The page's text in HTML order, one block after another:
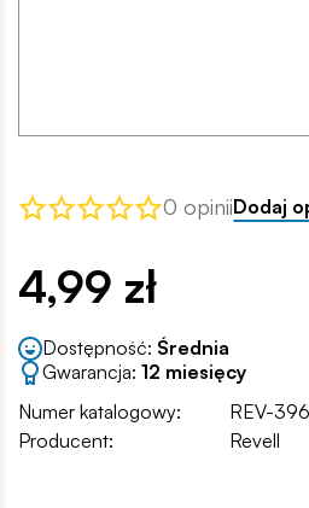
0 opiniiDodaj
4,99 zł
Dostępność: Średnia
Gwarancja: 12 miesięcy
Numer katalogowy:
REV-
Producent:
Revell